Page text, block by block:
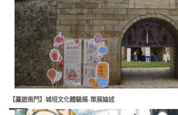
【屭遊南門】城垣文化體驗展-策展論述